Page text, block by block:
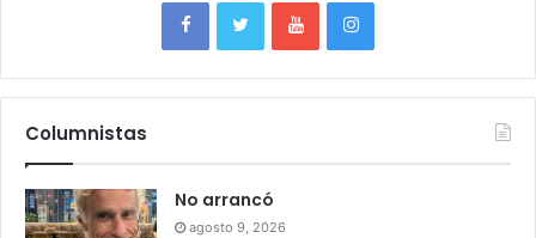
Columnistas
No arrancó
agosto 9, 2026